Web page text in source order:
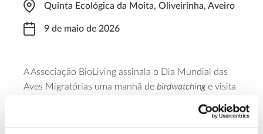
Quinta Ecológica da Moita, Oliveirinha, Aveiro
9 de maio de 2026
A Associação BioLiving assinala o Dia Mundial das
Aves Migratórias uma manhã de birdwatchinge visita
natural às portas de Aveiro. O ponto de encontro
será o Centro Interpretativo da Quinta Ecológica da